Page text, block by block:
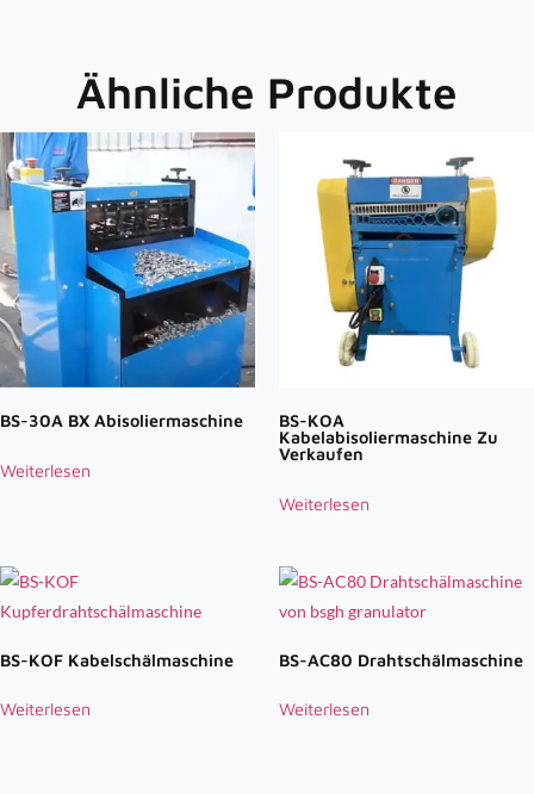
Ähnliche Produkte
BS-30A BX Abisoliermaschine
Weiterlesen
BS-KOA
Kabelabisoliermaschine Zu
Verkaufen
Weiterlesen
BS-KOF Kabelschälmaschine
Weiterlesen
BS-AC80 Drahtschälmaschine
Weiterlesen